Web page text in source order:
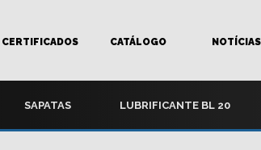
SAPATAS LUBRIFICANTE BL 20
CERTIFICADOS CATÁLOGO NOTÍCIAS